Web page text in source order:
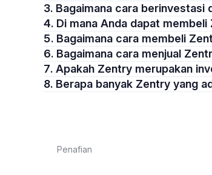
3. Bagaimana cara
4. Di mana Anda dapat
5. Bagaimana cara membeli
6. Bagaimana cara menjual
7. Apakah Zentry merupakan
8. Berapa banyak Zentry yang
Penafian